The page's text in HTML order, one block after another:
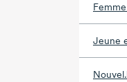
Jeune